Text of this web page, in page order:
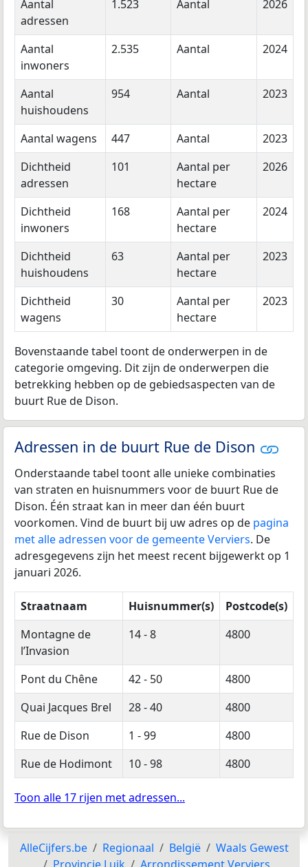
Aantal
adressen
1.523 Aantal 2026
Aantal
inwoners
2.535 Aantal 2024
Aantal
huishoudens
954 Aantal 2023
Aantal wagens 447 Aantal
2023
Dichtheid
adressen
101
Aantal per
hectare
2026
Dichtheid
inwoners
168
Aantal per
hectare
2024
Dichtheid
huishoudens
63
Aantal per
hectare
2023
Dichtheid
wagens
30
Aantal per
hectare
2023
Bovenstaande tabel toont de onderwerpen in de
categorie omgeving. Dit zijn de onderwerpen die
betrekking hebben op de gebiedsaspecten van de
buurt Rue de Dison.
Adressen in de buurt Rue de Dison
Onderstaande tabel toont alle unieke combinaties
van straten en huisnummers voor de buurt Rue de
Dison. Één straat kan in meer dan één buurt
voorkomen. Vind de buurt bij uw adres op de pagina
met alle adressen voor de gemeente Verviers. De
adresgegevens zijn het meest recent bijgewerkt op 1
januari 2026.
Straatnaam Huisnummer(s)
Postcode(s)
Montagne de
l’Invasion
14 - 8 4800
Pont du Chêne 42 - 50
4800
Quai Jacques Brel
28 - 40
4800
Rue de Dison
1 - 99
4800
Rue de Hodimont
10 - 98 4800
Toon alle 17 rijen met adressen...
AlleCijfers.be Regionaal België
Waals Gewest